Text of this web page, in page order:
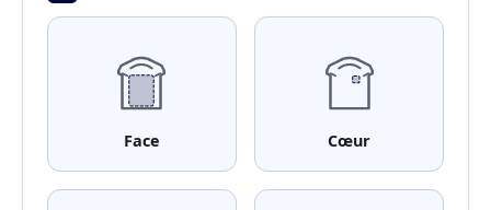
Face Cœur